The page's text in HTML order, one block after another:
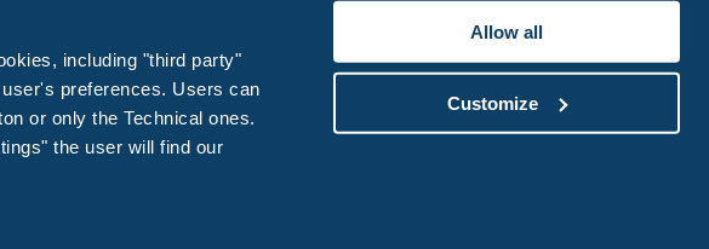
including "third party"
preferences. Users can
or only the Technical ones.
the user will find our
Allow all
Customize